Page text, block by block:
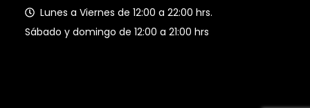
Lunes a Viernes de 12:00 a 22:00 hrs.
Sábado y domingo de 12:00 a 21:00 hrs